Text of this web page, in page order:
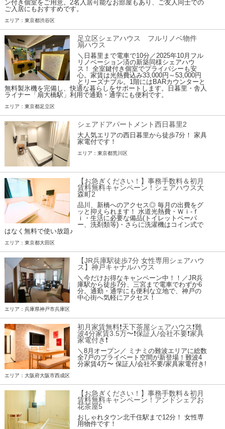
ン付き個室をご用意。2名入居可能なお部屋もあり、ご友人同士での
ご入居にもおすすめです。
エリア：東京都渋谷区
足立区シェアハウス フルリノベ物件
扇ハウス
＼日暮里まで電車で10分／2025年10月フル
リノベーション済の新築同様シェアハウ
ス！ 全室鍵付き個室でプライバシーも安
心。家賃は光熱費込み33,000円～53,000円
とリーズナブル。1階にはBARカウンターと
無料製氷機を完備し、快適な暮らしをサポートします。日暮里・舎人
ライナー「扇大橋駅」利用で通勤・通学にも便利です。
エリア：東京都足立区
シェアドアパートメント西日暮里2
大人気エリアの西日暮里から徒歩7分！ 家具
家電付です！
エリア：東京都荒川区
【お急ぎください！】事務手数料＆初月
賃料無料キャンペーン！シェアハウス大
森町2
品川、新橋へのアクセス◎ 毎月の出費をグ
ッと抑えられます！ 水道光熱費・Ｗｉ-ｆ
ｉ・生活に必要な備品(トイレットペーパ
ー、洗剤類等)・さらに洗濯機はコイン式で
はなく無料で使い放題♪
エリア：東京都大田区
【JR兵庫駅徒歩7分 女性専用シェアハウ
ス】神戸キャナルハウス
＼今だけお得なキャンペーン中！！／JR兵
庫駅から徒歩7分、三宮まで電車でわずか6
分。通勤・通学にも便利な立地で、神戸の
中心街へ気軽にアクセス！
エリア：兵庫県神戸市兵庫区
初月家賃無料❗️天下茶屋シェアハウス❗️難
波4分家賃3.5万〜❗️保証人/会社不要❗️家具
家電付き❗
＼8月オープン／ ミナミの難波エリアに総数
全7戸のプライベート空間が新登場！難波4
分家賃4万〜 保証人/会社不要/家具家電付き!
エリア：大阪府大阪市西成区
【お急ぎください！】事務手数料＆初月
賃料無料キャンペーン！アンドシェアお
花茶屋5
おしゃれタウン北千住駅まで12分！ 女性専
用物件です！